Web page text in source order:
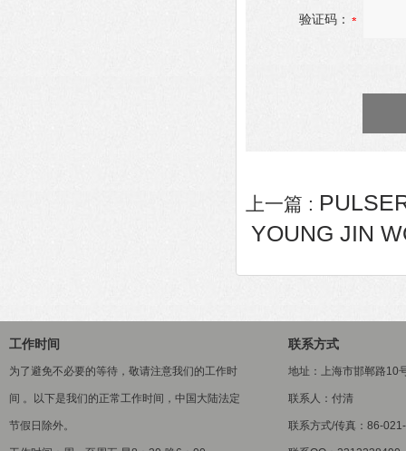
验证码：
上一篇 :
YOUNG JIN
工作时间
为了避免不必要的等待，敬请注意我们的工作时
间 。以下是我们的正常工作时间，中国大陆法定
节假日除外。
联系方式
地址：上海市邯郸路10
联系人：付清
联系方式/传真：86-